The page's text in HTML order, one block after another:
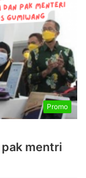
Promo
mentri